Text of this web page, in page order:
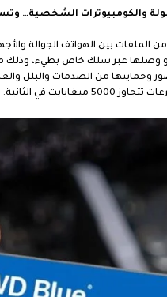
والكومبيوترات الشخصية…
الملفات بين الهواتف الجوالة
أو وصلها عبر سلك خاص بطيء،
وحمايتها من الصدمات والبلل
الجديدة، ونذكر ملخص التجربة.